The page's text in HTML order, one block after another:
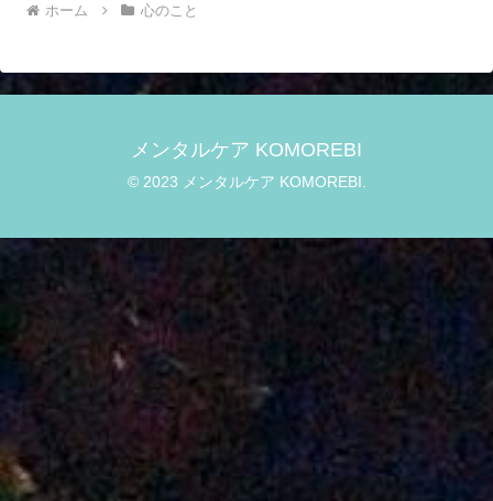
ホーム 心のこと
メンタルケア KOMOREBI
© 2023 メンタルケア KOMOREBI.